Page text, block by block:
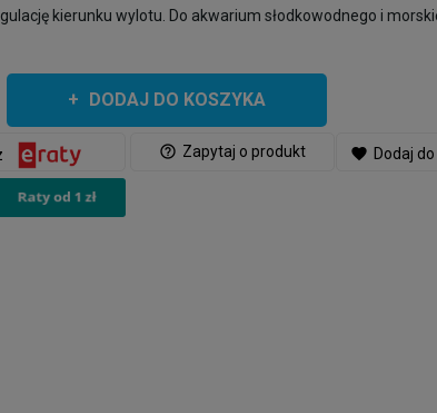
kierunku wylotu. Do akwarium słodkowodnego i
DODAJ DO KOSZYKA
help_outline Zapytaj o produkt favorite Dodaj